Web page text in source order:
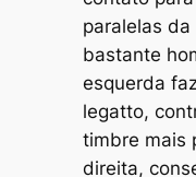
paralelas
bastante
esquerda
legatto,
timbre mais
direita,